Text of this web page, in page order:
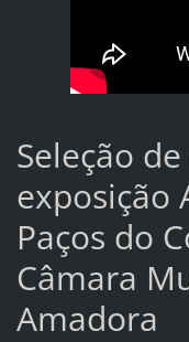
Seleção
exposição
Paços do
Câmara
Amadora